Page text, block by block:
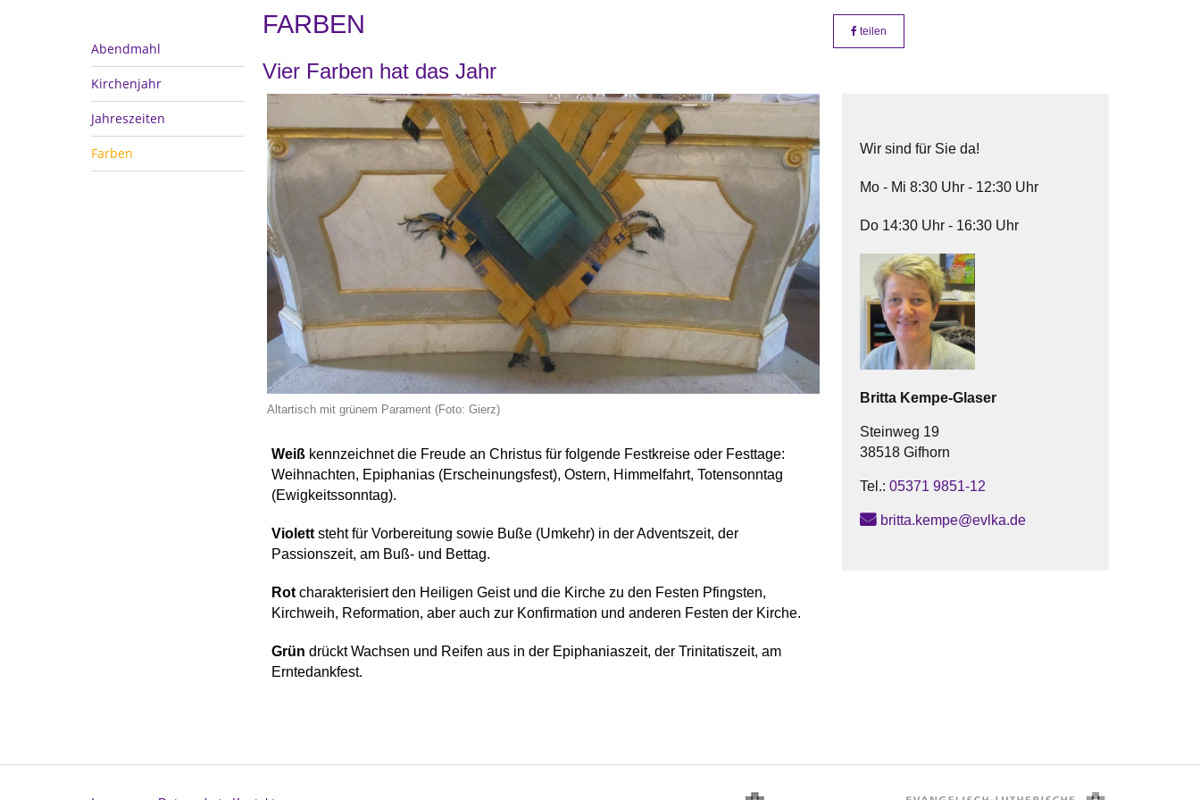
Abendmahl
Kirchenjahr
Jahreszeiten
Farben
FARBEN teilen
Vier Farben hat das Jahr
Altartisch mit grünem Parament (Foto: Gierz)
Weißkennzeichnet die Freude an Christus für folgende Festkreise oder Festtage:
Weihnachten, Epiphanias (Erscheinungsfest), Ostern, Himmelfahrt, Totensonntag
(Ewigkeitssonntag).
Violettsteht für Vorbereitung sowie Buße (Umkehr) in der Adventszeit, der
Passionszeit, am Buß- und Bettag.
Rotcharakterisiert den Heiligen Geist und die Kirche zu den Festen Pfingsten,
Kirchweih, Reformation, aber auch zur Konfirmation und anderen Festen der Kirche.
Grün drückt Wachsen und Reifen aus in der Epiphaniaszeit, der Trinitatiszeit, am
Erntedankfest.
Wir sind für Sie da!
Mo - Mi 8:30 Uhr - 12:30 Uhr
Do 14:30 Uhr - 16:30 Uhr
Britta Kempe-Glaser
Steinweg 19
38518 Gifhorn
Tel.: 05371 9851-12
britta.kempe@evlka.de